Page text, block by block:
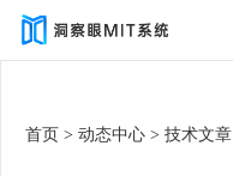
首页 > 动态中心 > 技术文章